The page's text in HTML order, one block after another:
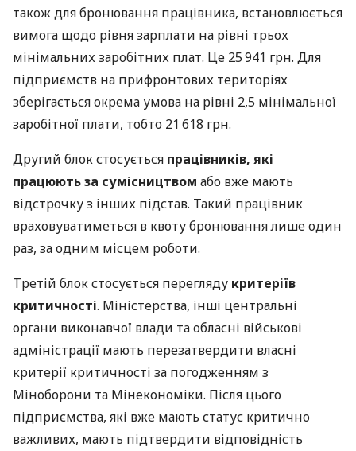
також для бронювання працівника, встановлюється
вимога щодо рівня зарплати на рівні трьох
мінімальних заробітних плат. Це 25 941 грн. Для
підприємств на прифронтових територіях
зберігається окрема умова на рівні 2,5 мінімальної
заробітної плати, тобто 21 618 грн.
Другий блок стосується працівників, які
працюють за сумісництвом або вже мають
відстрочку з інших підстав. Такий працівник
враховуватиметься в квоту бронювання лише один
раз, за одним місцем роботи.
Третій блок стосується перегляду критеріїв
критичності. Міністерства, інші центральні
органи виконавчої влади та обласні військові
адміністрації мають перезатвердити власні
критерії критичності за погодженням з
Міноборони та Мінекономіки. Після цього
підприємства, які вже мають статус критично
важливих, мають підтвердити відповідність